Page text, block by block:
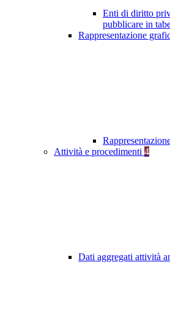
Enti di diritto
pubblicare in
Rappresentazione
Attività e procedimenti 4
Dati aggregati attività